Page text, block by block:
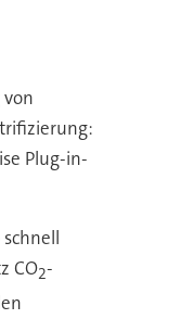
Plug-in-
CO2-